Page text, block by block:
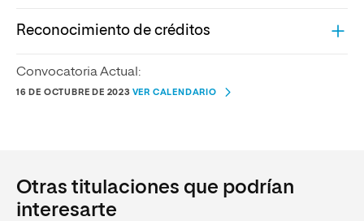
Reconocimiento de créditos
Convocatoria Actual:
16 DE OCTUBRE DE 2023 VER CALENDARIO
Otras titulaciones que podrían
interesarte